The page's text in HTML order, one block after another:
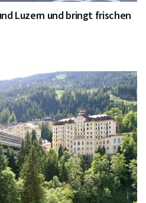
Luzern und bringt frischen